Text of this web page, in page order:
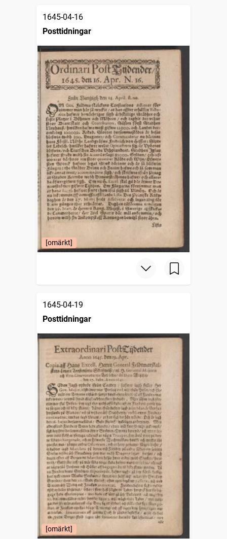
1645-04-16
Posttidningar
[omärkt]
1645-04-19
Posttidningar
[omärkt]